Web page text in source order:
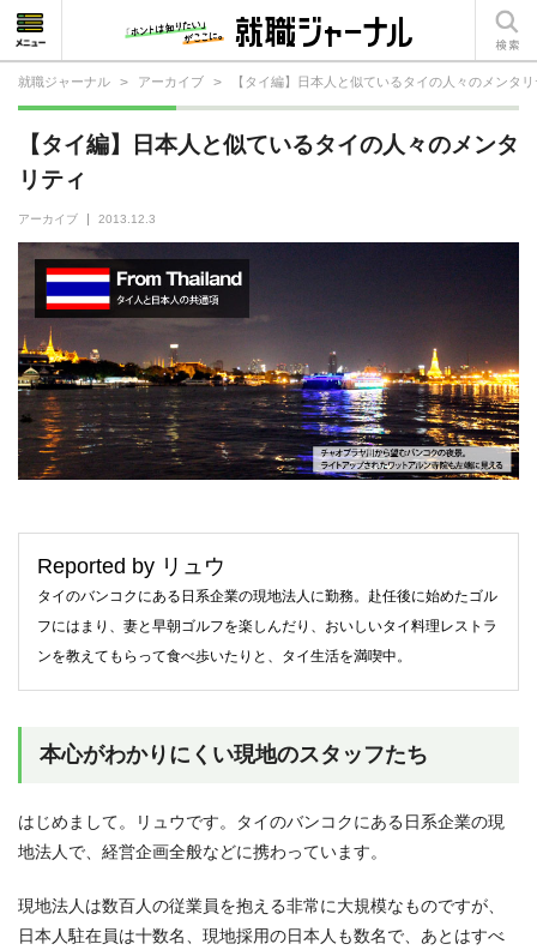
就職ジャーナル > アーカイブ > 【タイ編】日本人と似ているタイの人々のメンタ
【タイ編】日本人と似ているタイの人々のメンタ
リティ
アーカイブ 2013.12.3
Reported by リュウ
タイのバンコクにある日系企業の現地法人に勤務。赴任後に始めたゴル
フにはまり、妻と早朝ゴルフを楽しんだり、おいしいタイ料理レストラ
ンを教えてもらって食べ歩いたりと、タイ生活を満喫中。
本心がわかりにくい現地のスタッフたち
はじめまして。リュウです。タイのバンコクにある日系企業の現
地法人で、経営企画全般などに携わっています。
現地法人は数百人の従業員を抱える非常に大規模なものですが、
日本人駐在員は十数名、現地採用の日本人も数名で、あとはすべ
就活相談
就活ノウハウ
仕事の選び方・ヒント
仕事とは？
就活コラム